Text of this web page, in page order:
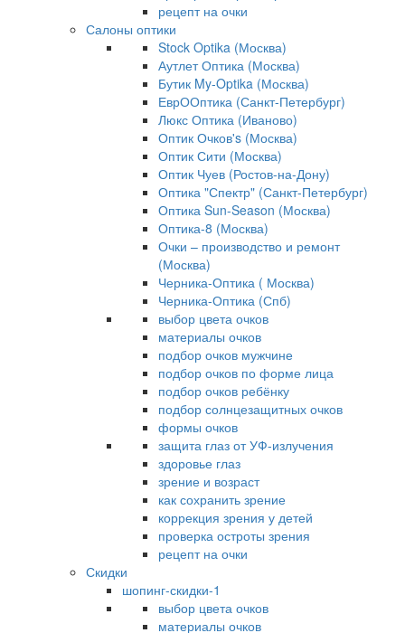
рецепт на очки
Салоны оптики
Stock Optika (Москва)
Аутлет Оптика (Москва)
Бутик My-Optika (Москва)
ЕврООптика (Санкт-Петербург)
Люкс Оптика (Иваново)
Оптик Очков's (Москва)
Оптик Сити (Москва)
Оптик Чуев (Ростов-на-Дону)
Оптика "Спектр" (Санкт-Петербург)
Оптика Sun-Season (Москва)
Оптика-8 (Москва)
Очки – производство и ремонт
(Москва)
Черника-Оптика ( Москва)
Черника-Оптика (Спб)
выбор цвета очков
материалы очков
подбор очков мужчине
подбор очков по форме лица
подбор очков ребёнку
подбор солнцезащитных очков
формы очков
защита глаз от УФ-излучения
здоровье глаз
зрение и возраст
как сохранить зрение
коррекция зрения у детей
проверка остроты зрения
рецепт на очки
Скидки
шопинг-скидки-1
выбор цвета очков
материалы очков